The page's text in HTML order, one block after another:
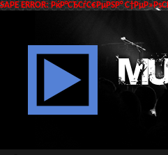
SAPE ERROR: РќР°СЂСѓС€РµРЅР°